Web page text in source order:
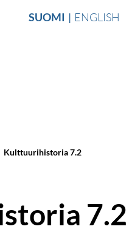
SUOMI ENGLISH
Kulttuurihistoria 7.2
7.2